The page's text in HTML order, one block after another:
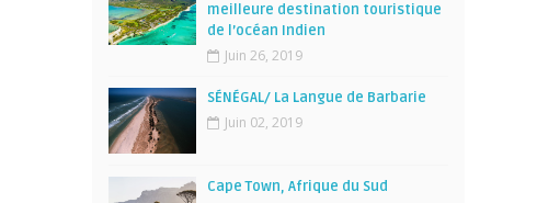
meilleure destination touristique
de l’océan Indien
Juin 26, 2019
SÉNÉGAL/ La Langue de Barbarie
Juin 02, 2019
Cape Town, Afrique du Sud